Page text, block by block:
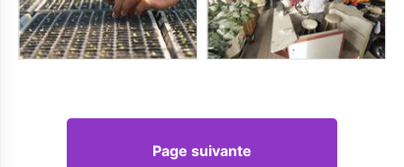
Page suivante